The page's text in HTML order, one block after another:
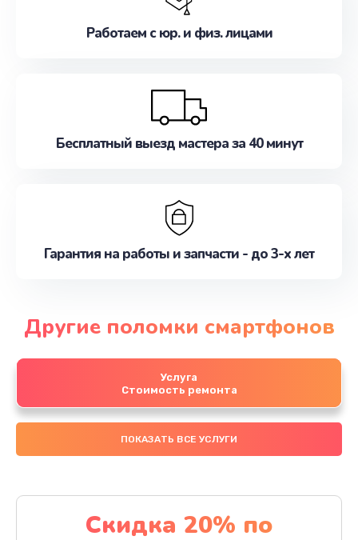
Работаем с юр. и физ. лицами
Бесплатный выезд мастера за 40 минут
Гарантия на работы и запчасти - до 3-х лет
Другие поломки смартфонов
Услуга
Стоимость ремонта
ПОКАЗАТЬ ВСЕ УСЛУГИ
Скидка 20% по